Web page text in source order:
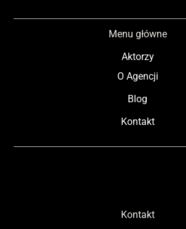
Menu główne
Aktorzy
O Agencji
Blog
Kontakt
Kontakt